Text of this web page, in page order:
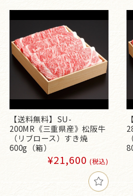
【送料無料】SU-
200MR《三重県産》松阪牛
（リブロース）すき焼
600g（箱）
¥21,600 (税込)